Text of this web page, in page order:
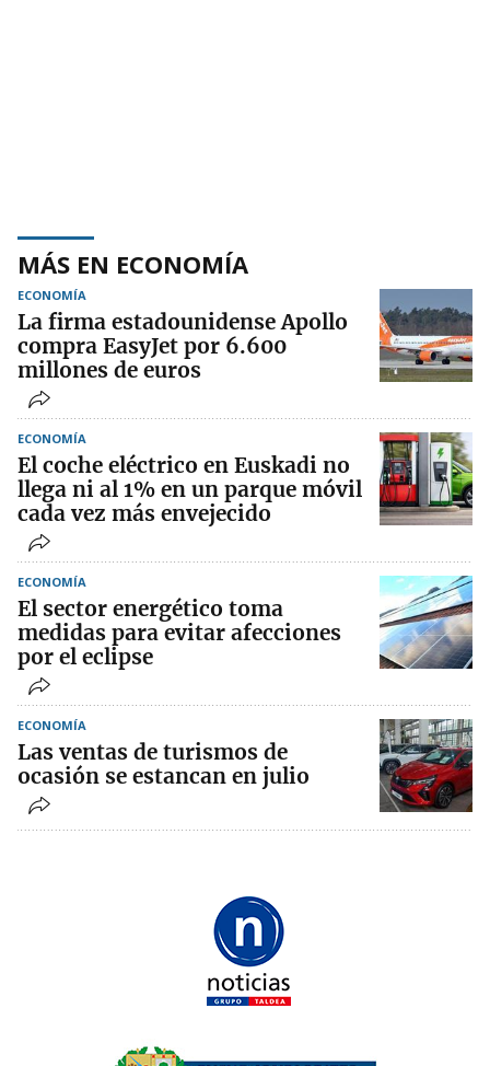
MÁS EN ECONOMÍA
ECONOMÍA
La firma estadounidense Apollo
compra EasyJet por 6.600
millones de euros
ECONOMÍA
El coche eléctrico en Euskadi no
llega ni al 1% en un parque móvil
cada vez más envejecido
ECONOMÍA
El sector energético toma
medidas para evitar afecciones
por el eclipse
ECONOMÍA
Las ventas de turismos de
ocasión se estancan en julio